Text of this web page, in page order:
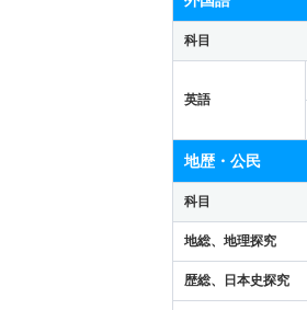
科目
英語
地歴・公民
科目
地総、地理探究
歴総、日本史探究